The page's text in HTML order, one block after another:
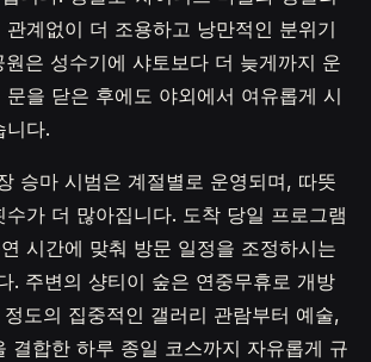
계없이 더 조용하고 낭만적인 분위기
은 성수기에 샤토보다 더 늦게까지 운
을 닫은 후에도 야외에서 여유롭게 시
니다.
승마 시범은 계절별로 운영되며, 따뜻
가 더 많아집니다. 도착 당일 프로그램
시간에 맞춰 방문 일정을 조정하시는
. 주변의 샹티이 숲은 연중무휴로 개방
도의 집중적인 갤러리 관람부터 예술,
결합한 하루 종일 코스까지 자유롭게 규